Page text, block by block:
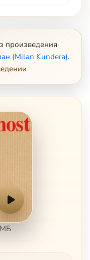
произведения
(Milan Kundera).